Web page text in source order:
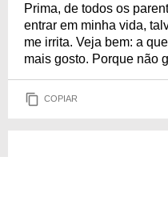
Prima, de todos os
entrar em minha vida,
me irrita. Veja bem: a
mais gosto. Porque não
COPIAR